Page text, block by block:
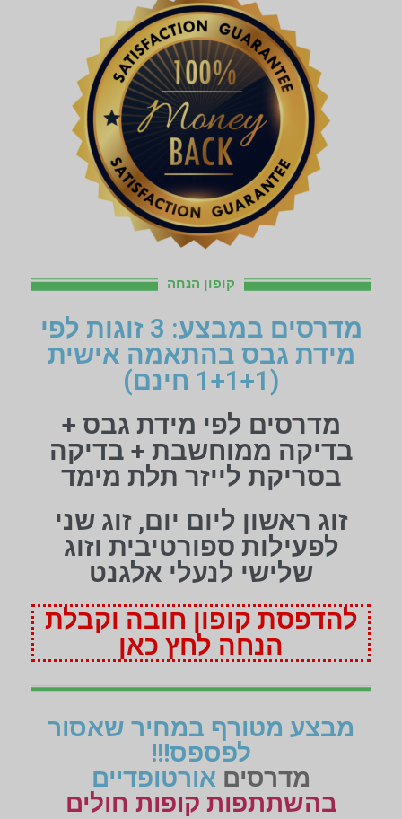
קופון הנחה
מדרסים במבצע: 3 זוגות לפי
מידת גבס בהתאמה אישית
(1+1+1 חינם)
מדרסים לפי מידת גבס +
בדיקה ממוחשבת + בדיקה
בסריקת לייזר תלת מימד
זוג ראשון ליום יום, זוג שני
לפעילות ספורטיבית וזוג
שלישי לנעלי אלגנט
להדפסת קופון חובה וקבלת
הנחה לחץ כאן
מבצע מטורף במחיר שאסור
לפספס!!!
מדרסים אורטופדיים
בהשתתפות קופות חולים